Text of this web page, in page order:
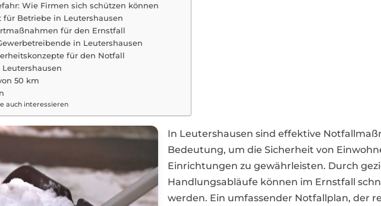
Wie Firmen sich schützen können
Betriebe in Leutershausen
für den Ernstfall
in Leutershausen
für den Notfall
50 km
auch interessieren
In Leutershausen sind effektive
Bedeutung, um die Sicherheit von
Einrichtungen zu gewährleisten. Durch
Handlungsabläufe können im Ernstfall
werden. Ein umfassender Notfallplan, der